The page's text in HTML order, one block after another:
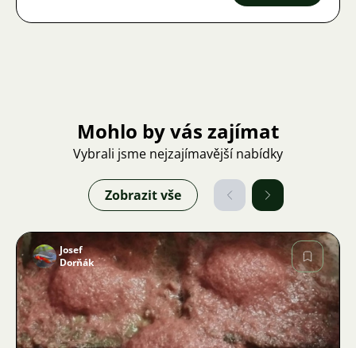
Mohlo by vás zajímat
Vybrali jsme nejzajímavější nabídky
Zobrazit vše
Obrázek
Josef
Dorňák